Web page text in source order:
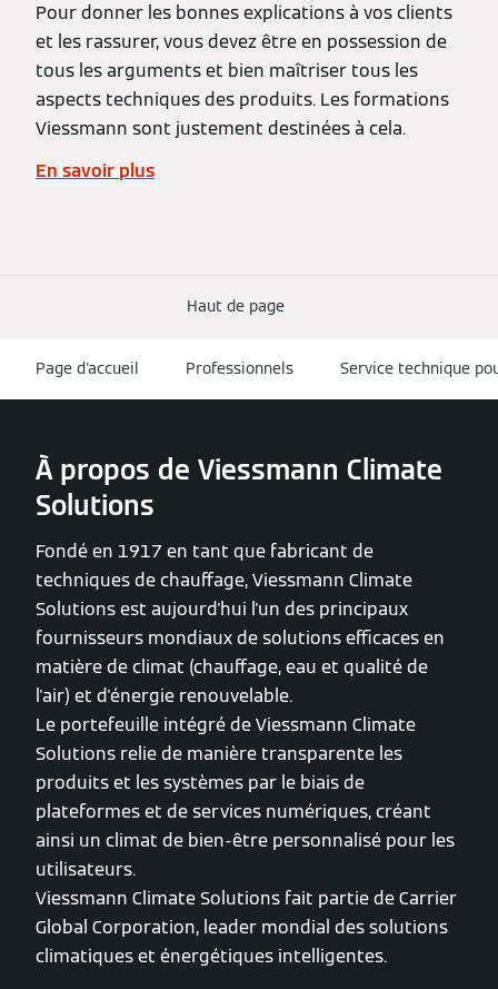
Pour donner les bonnes explications à vos clients
et les rassurer, vous devez être en possession de
tous les arguments et bien maîtriser tous les
aspects techniques des produits. Les formations
Viessmann sont justement destinées à cela.
En savoir plus
Haut de page
Page d'accueil Professionnels Service technique
À propos de Viessmann Climate
Solutions
Fondé en 1917 en tant que fabricant de
techniques de chauffage, Viessmann Climate
Solutions est aujourd'hui l'un des principaux
fournisseurs mondiaux de solutions efficaces en
matière de climat (chauffage, eau et qualité de
l'air) et d'énergie renouvelable.
Le portefeuille intégré de Viessmann Climate
Solutions relie de manière transparente les
produits et les systèmes par le biais de
plateformes et de services numériques, créant
ainsi un climat de bien-être personnalisé pour les
utilisateurs.
Viessmann Climate Solutions fait partie de Carrier
Global Corporation, leader mondial des solutions
climatiques et énergétiques intelligentes.